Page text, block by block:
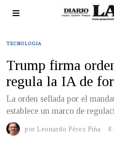
TECNOLOGIA
Trump firma
regula la IA de
La orden sellada por el
establece un marco de
por Leonardo Pérez Piña 8